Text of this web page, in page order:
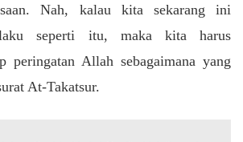
Nah, kalau kita sekarang ini
seperti itu, maka kita harus
peringatan Allah sebagaimana yang
At-Takatsur.